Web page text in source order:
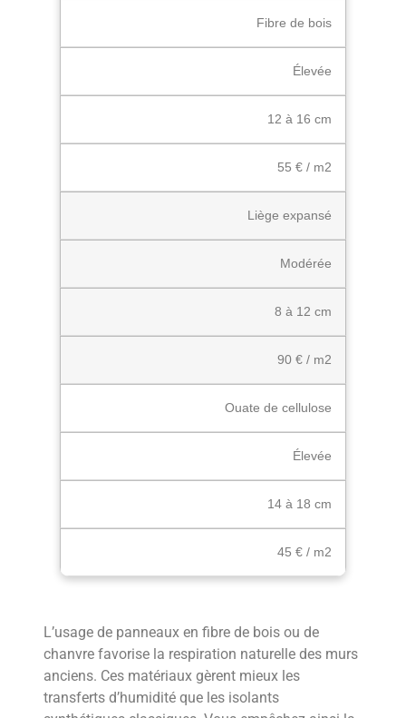
Fibre de bois
Élevée
12 à 16 cm
55 € / m2
Liège expansé
Modérée
8 à 12 cm
90 € / m2
Ouate de cellulose
Élevée
14 à 18 cm
45 € / m2
L’usage de panneaux en fibre de bois ou de
chanvre favorise la respiration naturelle des murs
anciens. Ces matériaux gèrent mieux les
transferts d’humidité que les isolants